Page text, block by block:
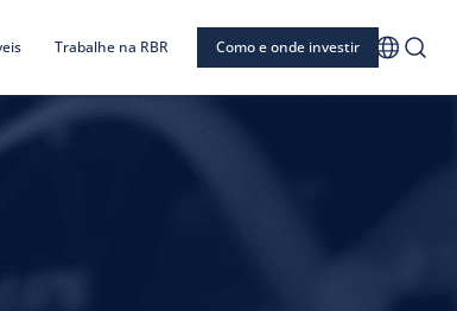
Trabalhe na RBR Como e onde investir